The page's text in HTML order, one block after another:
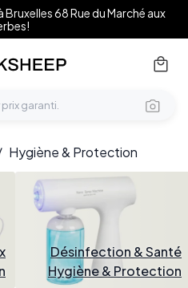
68 Rue du Marché aux
Hygiène & Protection
Désinfection & Santé
Hygiène & Protection